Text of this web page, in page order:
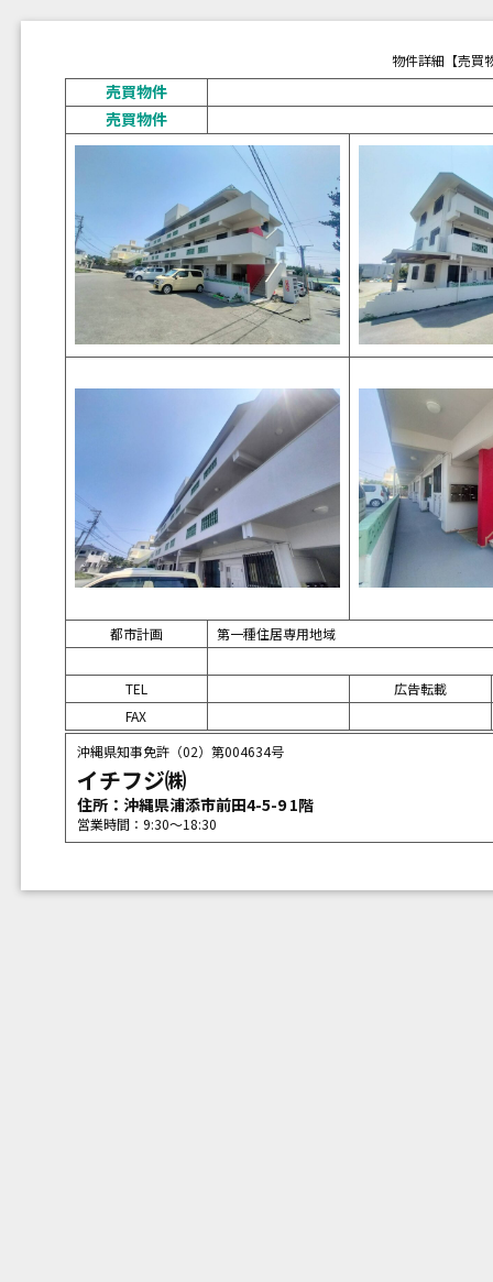
物件詳細【売買
売買物件
売買物件
都市計画 第一種住居専用地域
TEL
広告転載
FAX
沖縄県知事免許（02）第004634号
イチフジ㈱
住所：沖縄県浦添市前田4-5-9 1階
営業時間：9:30〜18:30